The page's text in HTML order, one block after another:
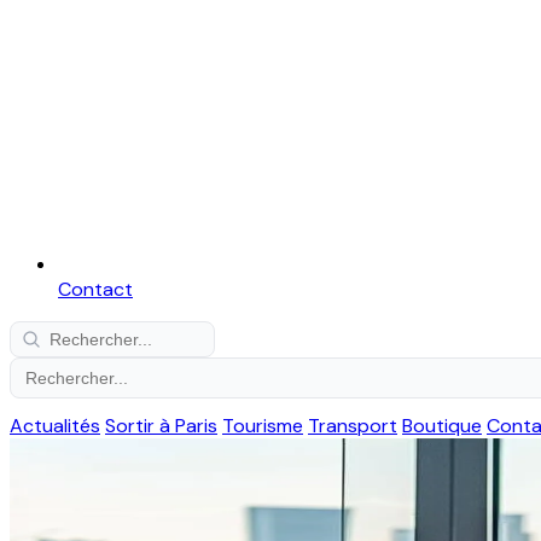
Contact
Actualités Sortir à Paris Tourisme Transport Boutique